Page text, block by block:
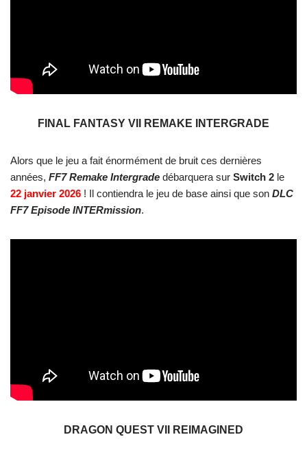
FINAL FANTASY VII REMAKE INTERGRADE
Alors que le jeu a fait énormément de bruit ces dernières
années, FF7 Remake Intergrade débarquera sur Switch 2 le
22 janvier 2026 ! Il contiendra le jeu de base ainsi que son DLC
FF7 Episode INTERmission.
DRAGON QUEST VII REIMAGINED